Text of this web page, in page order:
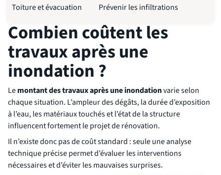
Toiture et évacuation Prévenir les infiltrations
Combien coûtent les
travaux après une
inondation ?
Lemontant des travaux après une inondationvarie selon
chaque situation. L’ampleur des dégâts, la durée d’exposition
à l’eau, les matériaux touchés et l’état de la structure
influencent fortement le projet de rénovation.
Il n’existe donc pas de coût standard : seule une analyse
technique précise permet d’évaluer les interventions
nécessaires et d’éviter les mauvaises surprises.